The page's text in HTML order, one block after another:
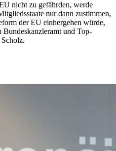
nicht zu gefährden, werde
nur dann zustimmen,
der EU einhergehen würde,
Bundeskanzleramt und Top-